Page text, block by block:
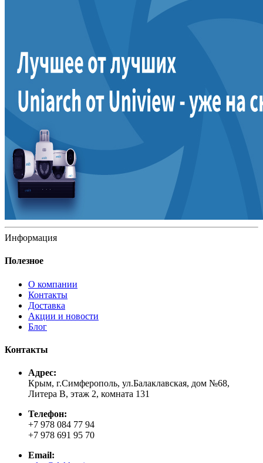
Информация
Полезное
О компании
Контакты
Доставка
Акции и новости
Блог
Контакты
Адрес:
Крым, г.Симферополь, ул.Балаклавская, дом №68,
Литера В, этаж 2, комната 131
Телефон:
+7 978 084 77 94
+7 978 691 95 70
Email: